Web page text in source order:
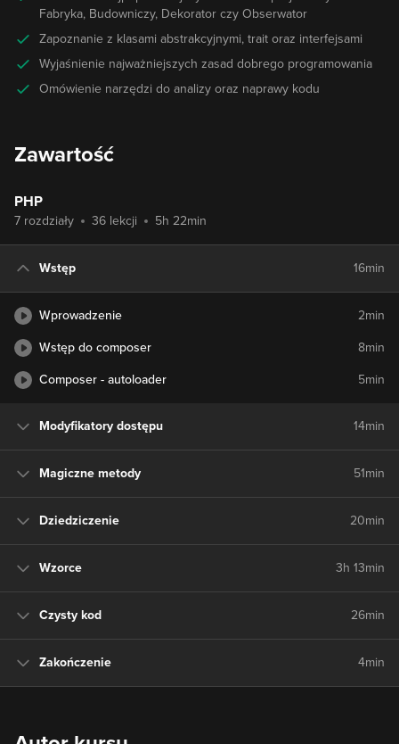
Fabryka, Budowniczy, Dekorator czy Obserwator
Zapoznanie z klasami abstrakcyjnymi, trait oraz interfejsami
Wyjaśnienie najważniejszych zasad dobrego programowania
Omówienie narzędzi do analizy oraz naprawy kodu
Zawartość
PHP
7 rozdziały 36 lekcji 5h 22min
Wstęp 16min
Wprowadzenie 2min
Wstęp do composer 8min
Composer - autoloader 5min
Modyfikatory dostępu 14min
Magiczne metody 51min
Dziedziczenie 20min
Wzorce 3h 13min
Czysty kod 26min
Zakończenie 4min